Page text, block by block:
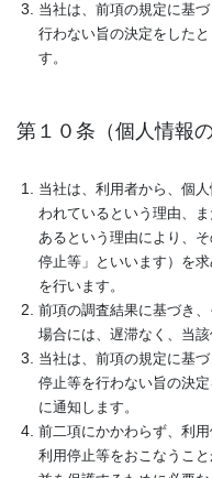
当社は、前項の規定に基
行わない旨の決定をした
す。
第１０条（個人情報
当社は、利用者から、個
われているという理由、
あるという理由により、
停止等」といいます）を
を行います。
前項の調査結果に基づき
場合には、遅滞なく、当
当社は、前項の規定に基
停止等を行わない旨の決
に通知します。
前二項にかかわらず、利
利用停止等をおこなうこ